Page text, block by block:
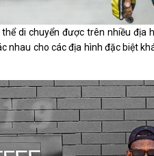
di chuyển được trên nhiều địa
nhau cho các địa hình đặc biệt